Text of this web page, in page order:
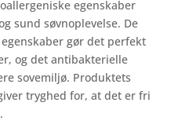
egenskaber
sund søvnoplevelse. De
gør det perfekt
og det antibakterielle
sovemiljø. Produktets
tryghed for, at det er fri